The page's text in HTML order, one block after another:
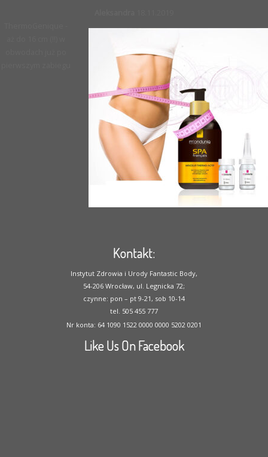
Kontakt:
Instytut Zdrowia i Urody Fantastic Body,
54-206 Wrocław, ul. Legnicka 72;
czynne: pon – pt 9-21, sob 10-14
tel. 505 455 777
Nr konta: 64 1090 1522 0000 0000 5202 0201
Like Us On Facebook